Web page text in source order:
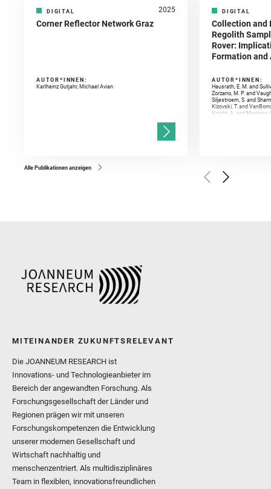
DIGITAL 2025
Corner Reflector Network Graz
AUTOR*INNEN:
Karlheinz Gutjahr, Michael Avian
DIGITAL
Collection and
Regolith
Rover:
Formation
AUTOR*INNEN:
Hausrath, E. M. and
Zorzano, M. P. and
Siljestroem, S. and
Kizovski, T. and
Knight, A. and Martinez,
Golombek, M. and
Herkenhoff, K. and
Alle Publikationen anzeigen
MITEINANDER ZUKUNFTSRELEVANT
Die JOANNEUM RESEARCH ist
Innovations- und Technologieanbieter im
Bereich der angewandten Forschung. Als
Forschungsgesellschaft der Länder und
Regionen prägen wir mit unseren
Forschungskompetenzen die Entwicklung
unserer modernen Gesellschaft und
Wirtschaft nachhaltig und
menschenzentriert. Als multidisziplinäres
Team in flexiblen, innovationsfreundlichen